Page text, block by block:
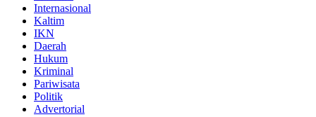
Internasional
Kaltim
IKN
Daerah
Hukum
Kriminal
Pariwisata
Politik
Advertorial